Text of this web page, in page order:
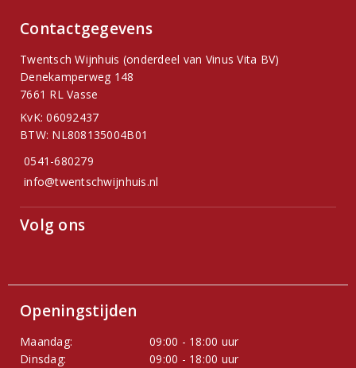
Contactgegevens
Twentsch Wijnhuis (onderdeel van Vinus Vita BV)
Denekamperweg 148
7661 RL Vasse
KvK: 06092437
BTW: NL808135004B01
0541-680279
info@twentschwijnhuis.nl
Volg ons
Openingstijden
Maandag:
09:00 - 18:00 uur
Dinsdag:
09:00 - 18:00 uur